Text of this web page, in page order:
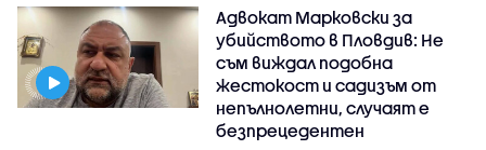
Адвокат Марковски за
убийството в Пловдив: Не
съм виждал подобна
жестокост и садизъм от
непълнолетни, случаят е
безпрецедентен